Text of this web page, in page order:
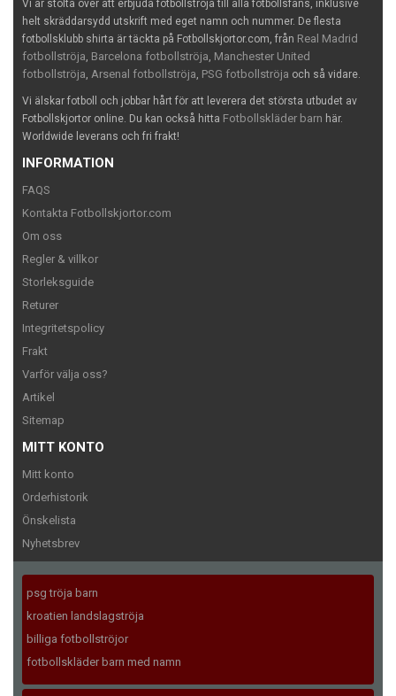
Vi är stolta över att erbjuda fotbollströja till alla fotbollsfans, inklusive
helt skräddarsydd utskrift med eget namn och nummer. De flesta
fotbollsklubb shirta är täckta på Fotbollskjortor.com, från Real Madrid
fotbollströja, Barcelona fotbollströja, Manchester United
fotbollströja, Arsenal fotbollströja, PSG fotbollströja och så vidare.
Vi älskar fotboll och jobbar hårt för att leverera det största utbudet av
Fotbollskjortor online. Du kan också hitta Fotbollskläder barn här.
Worldwide leverans och fri frakt!
INFORMATION
FAQS
Kontakta Fotbollskjortor.com
Om oss
Regler & villkor
Storleksguide
Returer
Integritetspolicy
Frakt
Varför välja oss?
Artikel
Sitemap
MITT KONTO
Mitt konto
Orderhistorik
Önskelista
Nyhetsbrev
psg tröja barn
kroatien landslagströja
billiga fotbollströjor
fotbollskläder barn med namn